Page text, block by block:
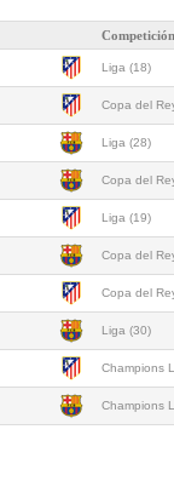
Competición
Liga (18)
Copa del
Liga (28)
Copa del
Liga (19)
Copa del
Copa del
Liga (30)
Champions
Champions